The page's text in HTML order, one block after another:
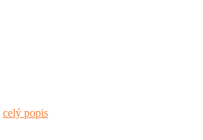
celý popis